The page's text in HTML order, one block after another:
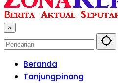
×
Beranda
Tanjungpinang